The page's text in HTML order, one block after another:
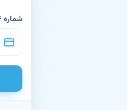
شماره 16 رقمی کارت